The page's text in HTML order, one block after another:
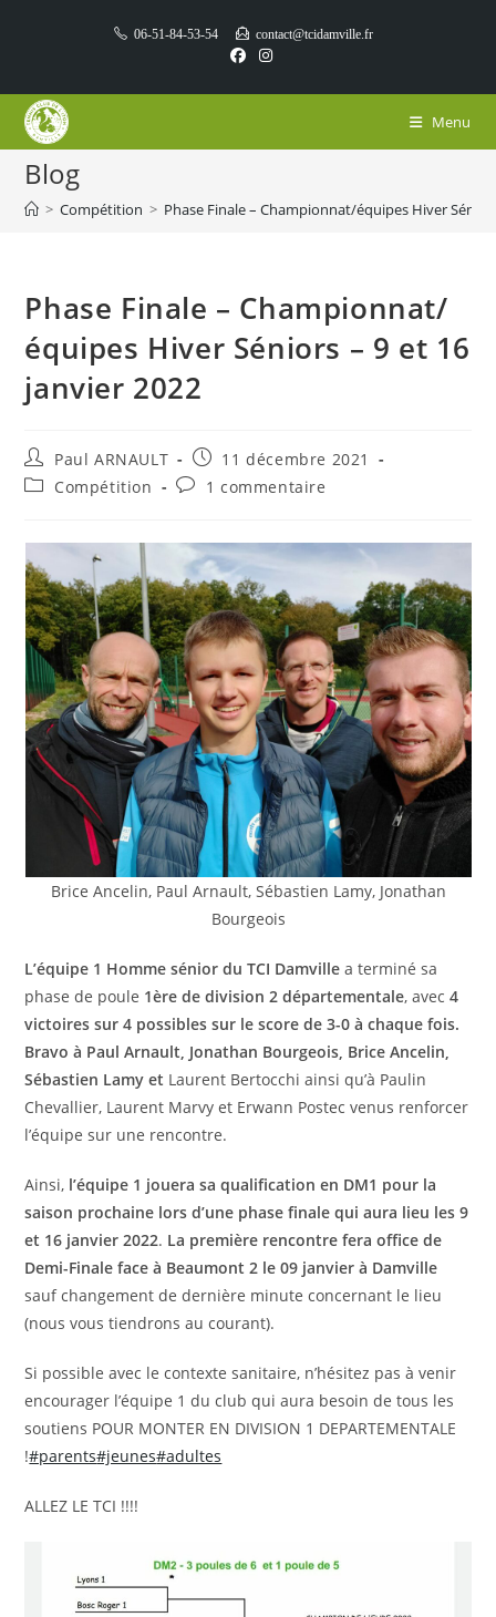
06-51-84-53-54 contact@tcidamville.fr
Menu
Blog
> Compétition > Phase Finale – Championnat/équipes Hiver
Phase Finale – Championnat/
équipes Hiver Séniors – 9 et 16
janvier 2022
Auteur/autrice
de
la
Paul ARNAULT
Publication
publiée :
11 décembre 2021
PostCompétition
Commentaires
publication :
1 commentaire
Brice Ancelin, Paul Arnault, Sébastien Lamy, Jonathan
Bourgeois
L’équipe 1 Homme sénior du TCI Damville a terminé sa
phase de poule 1ère de division 2 départementale, avec4
victoires sur 4 possibles sur le score de 3-0 à chaque fois.
Bravo à Paul Arnault, Jonathan Bourgeois, Brice Ancelin,
Sébastien Lamy et Laurent Bertocchi ainsi qu’à Paulin
Chevallier, Laurent Marvy et Erwann Postec venus renforcer
l’équipe sur une rencontre.
Ainsi, l’équipe 1 jouera sa qualification en DM1 pour la
saison prochaine lors d’une phase finale qui aura lieu les 9
et 16 janvier 2022. La première rencontre fera office de
Demi-Finale face à Beaumont 2 le 09 janvier à Damville
sauf changement de dernière minute concernant le lieu
(nous vous tiendrons au courant).
Si possible avec le contexte sanitaire, n’hésitez pas à venir
encourager l’équipe 1 du club qui aura besoin de tous les
soutiens POUR MONTER EN DIVISION 1 DEPARTEMENTALE
!#parents#jeunes#adultes
ALLEZ LE TCI !!!!